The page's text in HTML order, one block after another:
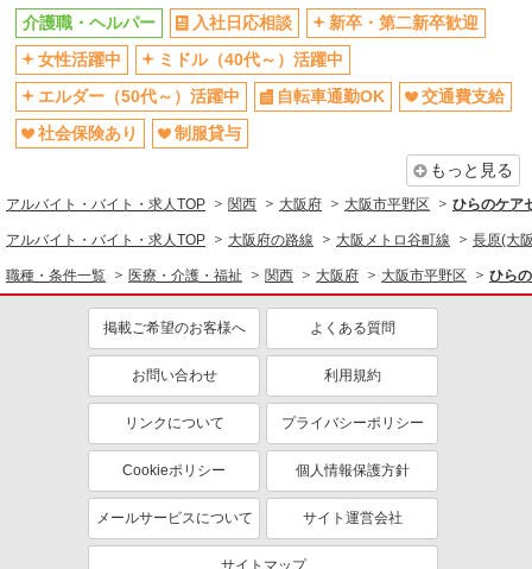
医療・介護・福祉
介護職・ヘルパー
同じ特徴から求人を探す
ミドル（40代～）活躍中
週2～3日勤務OK
産休・育休取得実績あり
社員登用あり
介護職・ヘルパー 入社日応相談
新卒・第二新卒歓迎
女性活躍中
ミドル（40代～）活躍中
エルダー（50代～）活躍中
自転車通勤OK
交通費支給
社会保険あり
制服貸与
もっと見る
アルバイト・バイト・求人TOP 関西 大阪府 大阪市平野区 ひらのケア
アルバイト・バイト・求人TOP 大阪府の路線 大阪メトロ谷町線 長原(大
職種・条件一覧 医療・介護・福祉 関西 大阪府 大阪市平野区 ひら
掲載ご希望のお客様へ よくある質問
お問い合わせ 利用規約
リンクについて プライバシーポリシー
Cookieポリシー 個人情報保護方針
メールサービスについて サイト運営会社
サイトマップ